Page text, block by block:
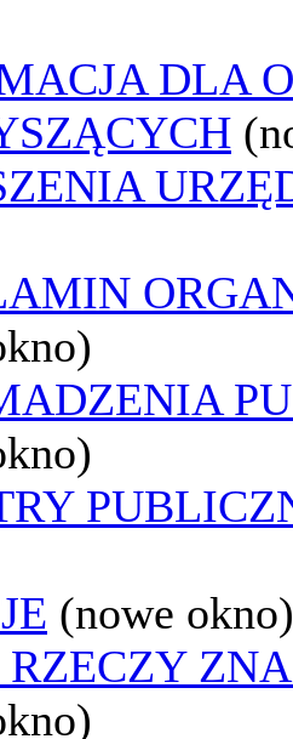
DLA
(nowe okno)
RZECZY